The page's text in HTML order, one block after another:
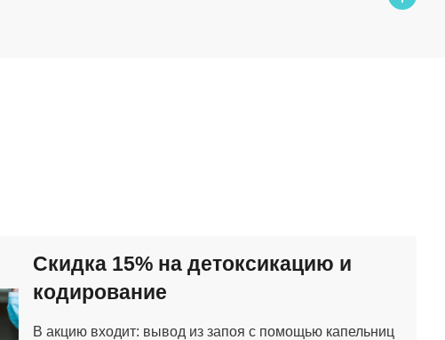
Скидка 15% на детоксикацию и
кодирование
В акцию входит: вывод из запоя с помощью капельниц